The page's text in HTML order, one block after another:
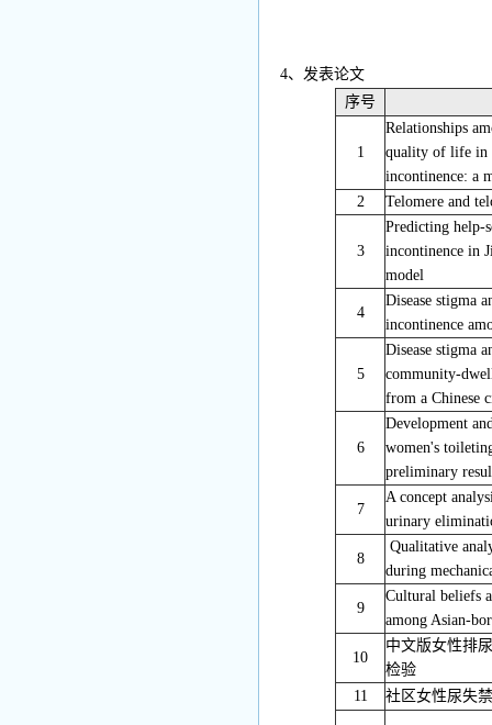
4、发表论文
序号
1
Relationships
quality of life in
incontinence: a
2
Telomere and
3
Predicting help-
incontinence in
model
4
Disease stigma
incontinence
5
Disease stigma
community-
from a Chinese
6
Development
women's
preliminary
7
A concept
urinary
8
Qualitative
during
9
Cultural beliefs
among Asian-
10
中文版女性排
检验
11
社区女性尿失